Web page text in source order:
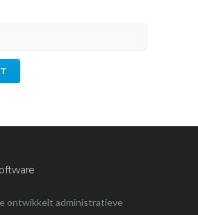
ontwikkelt administratieve